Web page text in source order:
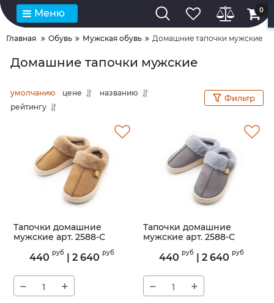
Меню 0
Главная Обувь Мужская обувь Домашние тапочки мужские
Домашние тапочки мужские
умолчанию цене
названию
рейтингу
Фильтр
Тапочки домашние
мужские арт. 2588-С
Артикул: 2588-С
440 руб | 2 640 руб
− +
Тапочки домашние
мужские арт. 2588-С
Артикул: 2588-С
440 руб | 2 640 руб
− +